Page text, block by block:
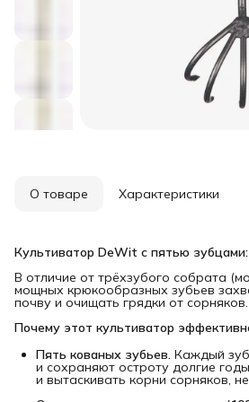
О товаре Характеристики
Культиватор DeWit с пятью
В отличие от трёхзубого собрата
мощных крюкообразных зубьев
почву и очищать грядки от сорняков.
Почему этот культиватор
Пять кованых зубьев. Каждый зуб
и сохраняют остроту долгие
и вытаскивать корни сорняков,